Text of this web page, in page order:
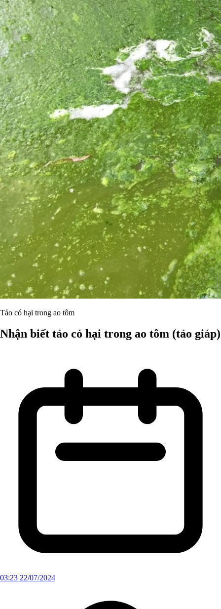
Tảo có hại trong ao tôm
Nhận biết tảo có hại trong ao tôm (tảo giáp)
03:23 22/07/2024